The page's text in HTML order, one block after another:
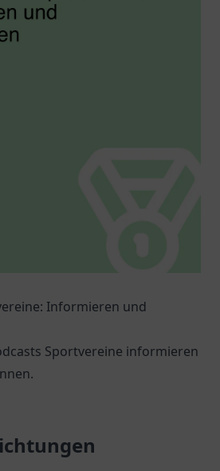
Informieren und
Sportvereine informieren